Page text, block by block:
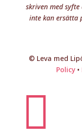
skriven med
inte kan ersätta
© Leva med
Policy •
